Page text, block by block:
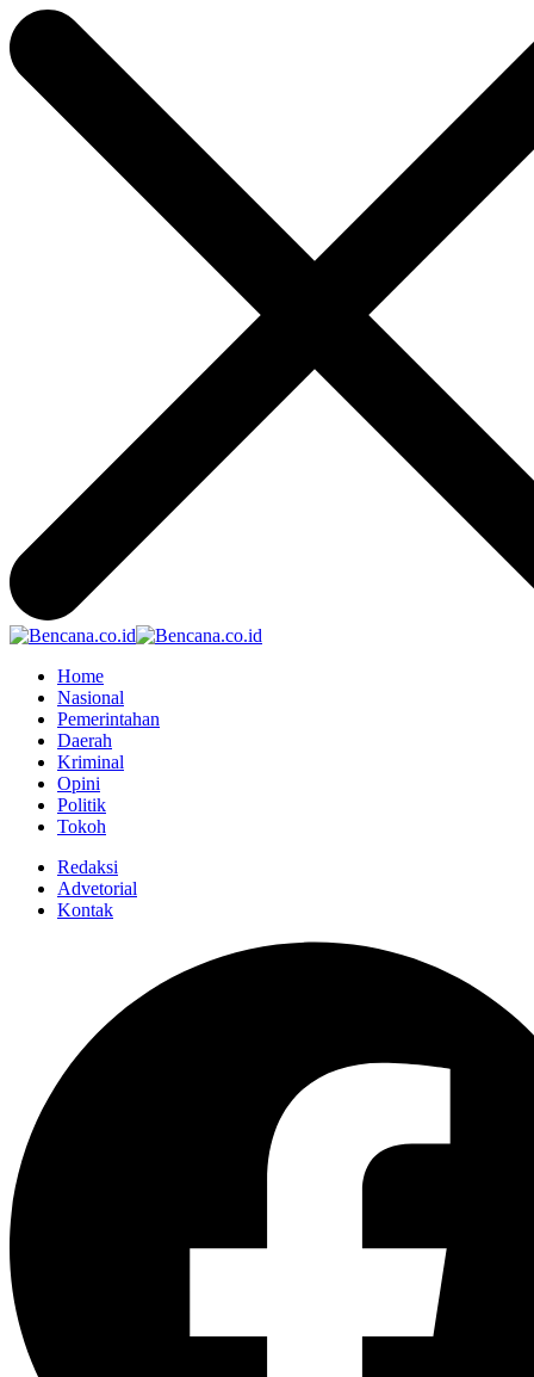
Home
Nasional
Pemerintahan
Daerah
Kriminal
Opini
Politik
Tokoh
Redaksi
Advetorial
Kontak